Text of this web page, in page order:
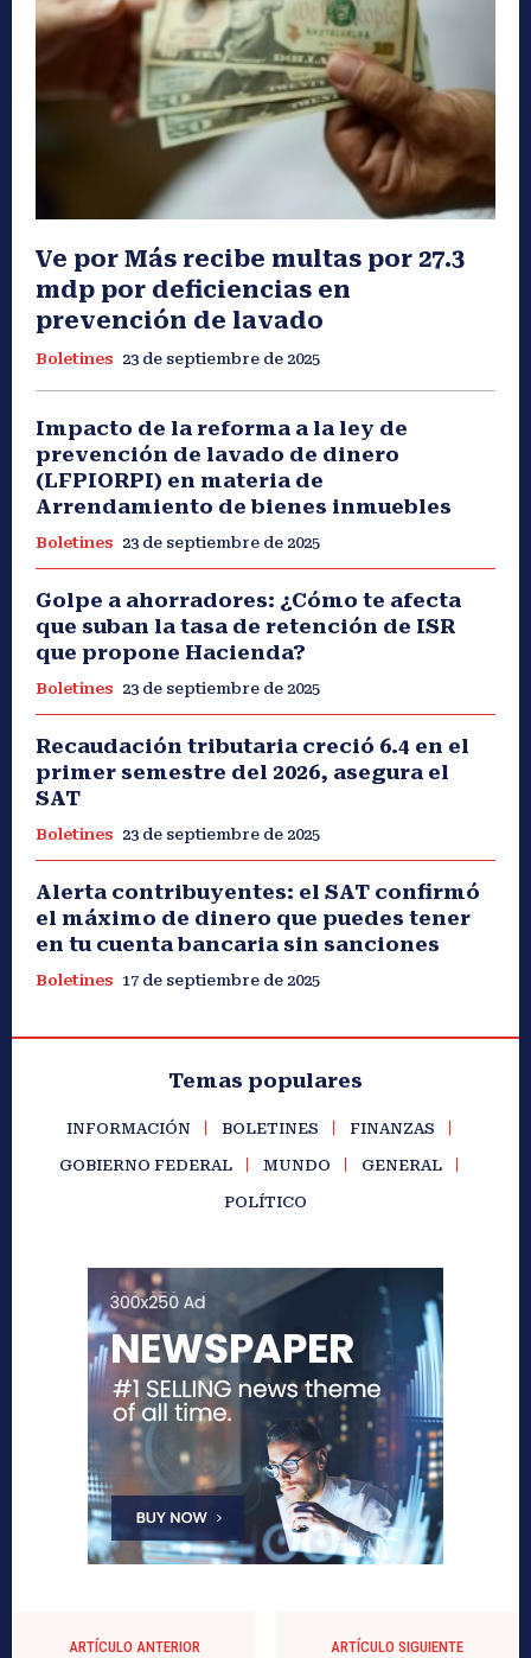
Ve por Más recibe multas por 27.3
mdp por deficiencias en
prevención de lavado
Boletines 23 de septiembre de 2025
Impacto de la reforma a la ley de
prevención de lavado de dinero
(LFPIORPI) en materia de
Arrendamiento de bienes inmuebles
Boletines 23 de septiembre de 2025
Golpe a ahorradores: ¿Cómo te afecta
que suban la tasa de retención de ISR
que propone Hacienda?
Boletines 23 de septiembre de 2025
Recaudación tributaria creció 6.4 en el
primer semestre del 2026, asegura el
SAT
Boletines 23 de septiembre de 2025
Alerta contribuyentes: el SAT confirmó
el máximo de dinero que puedes tener
en tu cuenta bancaria sin sanciones
Boletines 17 de septiembre de 2025
Temas populares
INFORMACIÓN BOLETINES FINANZAS
GOBIERNO FEDERAL MUNDO GENERAL
POLÍTICO
ARTÍCULO ANTERIOR ARTÍCULO SIGUIENTE